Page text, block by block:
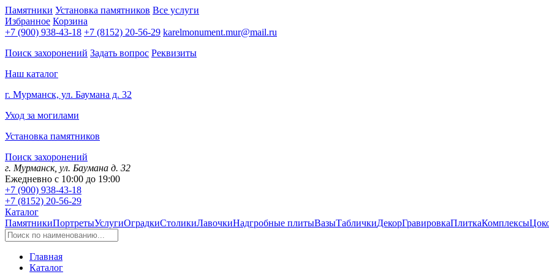
Памятники Установка памятников Все услуги
Избранное Корзина
+7 (900) 938-43-18 +7 (8152) 20-56-29 karelmonument.mur@mail.ru
Поиск захоронений Задать вопрос Реквизиты
Наш каталог
г. Мурманск, ул. Баумана д. 32
Уход за могилами
Установка памятников
Поиск захоронений
г. Мурманск, ул. Баумана д. 32
Ежедневно с 10:00 до 19:00
+7 (900) 938-43-18
+7 (8152) 20-56-29
Каталог
ПамятникиПортретыУслугиОградкиСтоликиЛавочкиНадгробные плитыВазыТабличкиДекорГравировкаПлиткаКомплексы
Главная
Каталог